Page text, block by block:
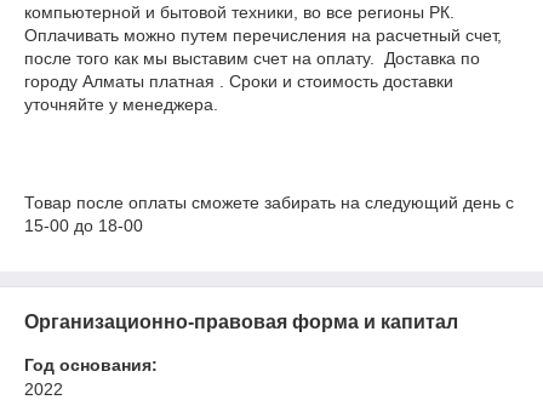
компьютерной и бытовой техники, во все регионы РК.
Оплачивать можно путем перечисления на расчетный счет,
после того как мы выставим счет на оплату. Доставка по
городу Алматы платная . Сроки и стоимость доставки
уточняйте у менеджера.
Товар после оплаты сможете забирать на следующий день с
15-00 до 18-00
Организационно-правовая форма и капитал
Год основания:
2022